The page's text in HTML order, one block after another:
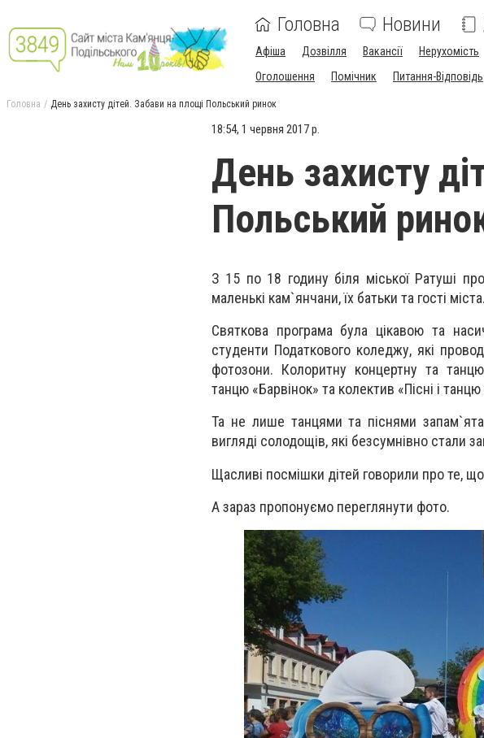
Головна Новини
Афіша Дозвілля Вакансії Нерухомість
Оголошення
Помічник Питання-Відповідь
Головна День захисту дітей. Забави на площі Польський ринок
18:54, 1 червня 2017 р.
День захисту
Польський
З 15 по 18 годину біля міської Ратуші
маленькі кам`янчани, їх батьки та гості міста.
Святкова програма була цікавою та
студенти Податкового коледжу, які
фотозони. Колоритну концертну та
танцю «Барвінок» та колектив «Пісні і
Та не лише танцями та піснями
вигляді солодощів, які безсумнівно стали
Щасливі посмішки дітей говорили про те,
А зараз пропонуємо переглянути фото.